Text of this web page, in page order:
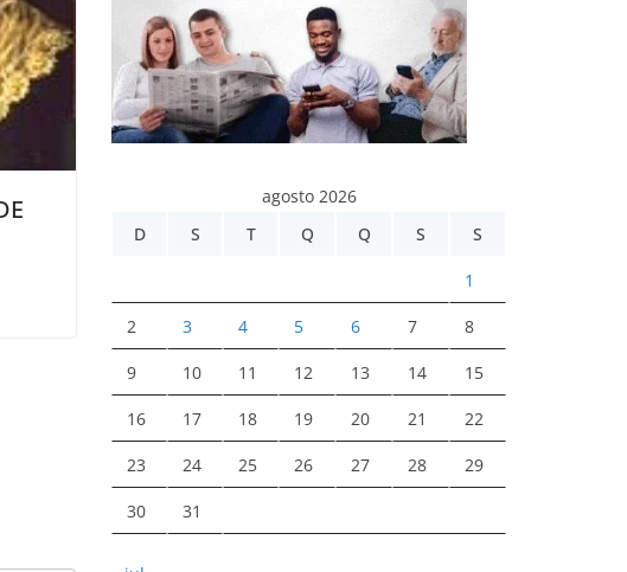
agosto 2026
D
S T Q Q S S
1
2 3 4 5 6 7 8
9 10 11 12 13 14 15
16 17 18 19 20 21 22
23 24 25 26 27 28 29
30 31